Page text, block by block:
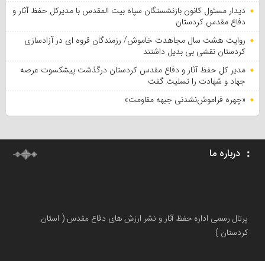
دیدار مسئول کانون بازنشستگان سپاه بیت المقدس با مدیرکل حفظ آثار و
دفاع مقدس کردستان
روایت هشت سال مجاهدت خاموش/ رزمندگان قروه ای در آزادسازی
کردستان نقشی بی بدیل داشتند
مدیر کل حفظ آثار و دفاع مقدس کردستان درگذشت پیشکسوت عرصه
جهاد و شهادت را تسلیت گفت
«چهره فراموش‌نشدنی جبهه مقاومت»
درباره ما
پرتال رسمی اداره حفظ آثار و نشر ارزش های دفاع مقدس ( استان
کردستان )